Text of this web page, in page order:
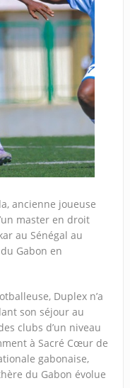
ancienne joueuse
master en droit
au Sénégal au
Gabon en
Duplex n’a
son séjour au
clubs d’un niveau
à Sacré Cœur de
gabonaise,
du Gabon évolue